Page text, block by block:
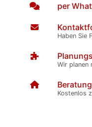
per
Haben Sie
Wir planen
Kostenlos